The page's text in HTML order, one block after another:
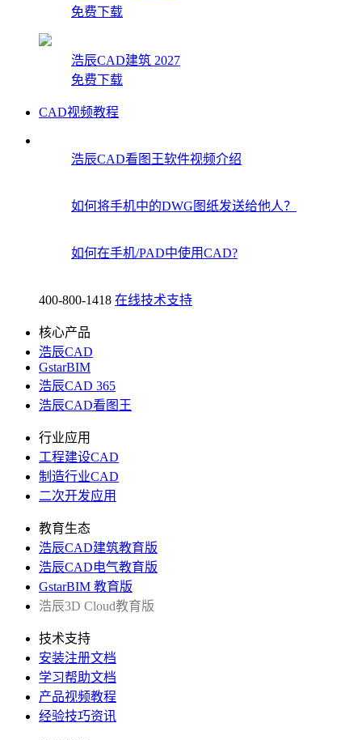
免费下载
浩辰CAD建筑 2027
免费下载
CAD视频教程
浩辰CAD看图王软件视频介绍
如何将手机中的DWG图纸发送给他人？
如何在手机/PAD中使用CAD?
400-800-1418 在线技术支持
核心产品
浩辰CAD
GstarBIM
浩辰CAD 365
浩辰CAD看图王
行业应用
工程建设CAD
制造行业CAD
二次开发应用
教育生态
浩辰CAD建筑教育版
浩辰CAD电气教育版
GstarBIM 教育版
浩辰3D Cloud教育版
技术支持
安装注册文档
学习帮助文档
产品视频教程
经验技巧资讯